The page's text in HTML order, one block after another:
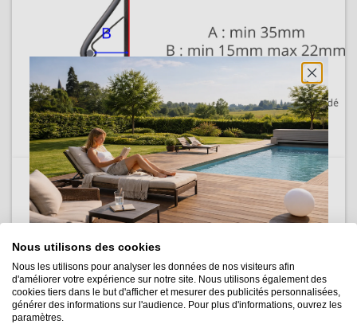
COMMENT MESURER
Pour s'assurer que les renforts puissent maintenir
les lattes dans le grillage en treillis soudé, il faut
Nous utilisons des cookies
Nous les utilisons pour analyser les données de nos visiteurs afin
d'améliorer votre expérience sur notre site. Nous utilisons également des
cookies tiers dans le but d'afficher et mesurer des publicités personnalisées,
générer des informations sur l'audience. Pour plus d'informations, ouvrez les
paramètres.